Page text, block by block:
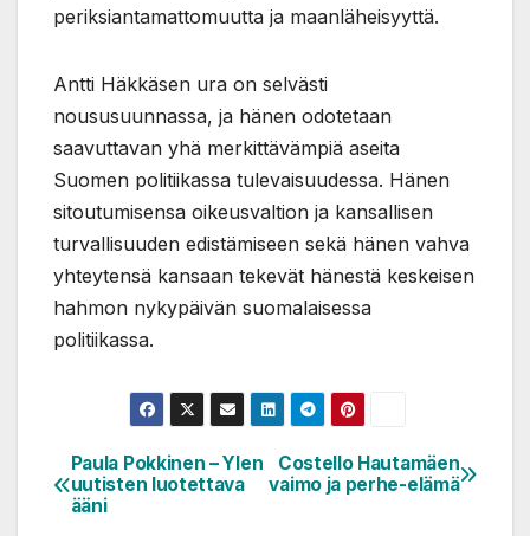
periksiantamattomuutta ja maanläheisyyttä.
Antti Häkkäsen ura on selvästi
noususuunnassa, ja hänen odotetaan
saavuttavan yhä merkittävämpiä aseita
Suomen politiikassa tulevaisuudessa. Hänen
sitoutumisensa oikeusvaltion ja kansallisen
turvallisuuden edistämiseen sekä hänen vahva
yhteytensä kansaan tekevät hänestä keskeisen
hahmon nykypäivän suomalaisessa
politiikassa.
Artikkelien
selaus
Costello Hautamäen
vaimo ja perhe-elämä
Paula Pokkinen – Ylen
uutisten luotettava
ääni